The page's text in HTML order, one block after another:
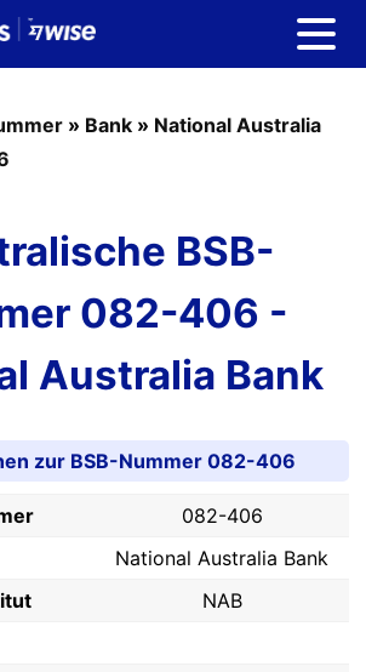
» Bank » National Australia
BSB-
082-406 -
Australia Bank
zur BSB-Nummer 082-406
082-406
National Australia Bank
NAB